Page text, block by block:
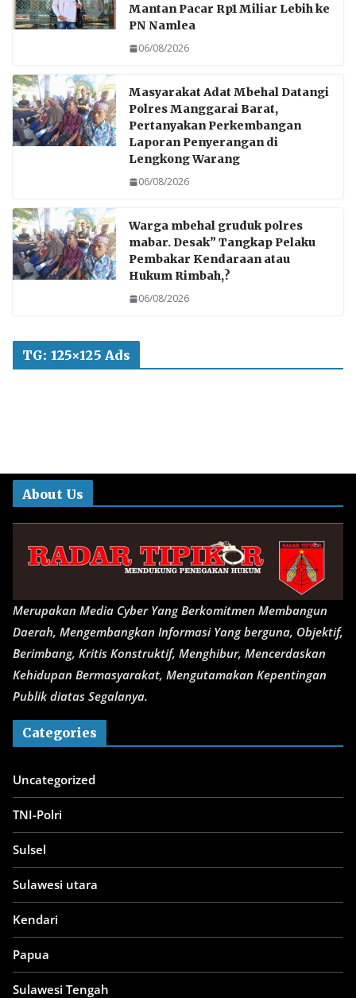
Mantan Pacar Rp1 Miliar Lebih ke
PN Namlea
06/08/2026
Masyarakat Adat Mbehal Datangi
Polres Manggarai Barat,
Pertanyakan Perkembangan
Laporan Penyerangan di
Lengkong Warang
06/08/2026
Warga mbehal gruduk polres
mabar. Desak” Tangkap Pelaku
Pembakar Kendaraan atau
Hukum Rimbah,?
06/08/2026
TG: 125×125 Ads
About Us
Merupakan Media Cyber Yang Berkomitmen Membangun
Daerah, Mengembangkan Informasi Yang berguna, Objektif,
Berimbang, Kritis Konstruktif, Menghibur, Mencerdaskan
Kehidupan Bermasyarakat, Mengutamakan Kepentingan
Publik diatas Segalanya.
Categories
Uncategorized
TNI-Polri
Sulsel
Sulawesi utara
Kendari
Papua
Sulawesi Tengah